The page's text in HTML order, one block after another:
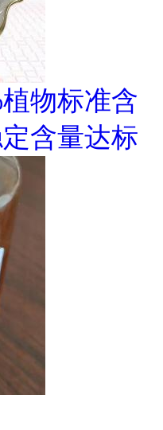
物标准含
含量达标